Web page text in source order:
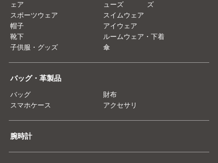
ェア
ューズ
ズ
スポーツウェア
スイムウェア
帽子
アイウェア
靴下
ルームウェア・下着
子供服・グッズ
傘
バッグ・革製品
バッグ
財布
スマホケース
アクセサリ
腕時計